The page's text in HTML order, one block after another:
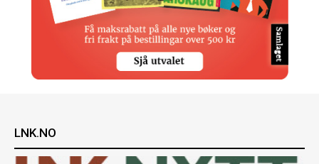
LNK.NO